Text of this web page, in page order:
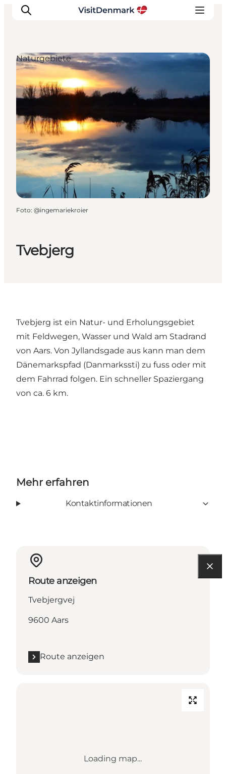
Inspiration
Regionen
Erlebnisse
Unterkünfte
Reiseplanung
Tvebjerg
Naturgebiete
Foto: @ingemariekroier
Tvebjerg ist ein Natur- und Erholungsgebiet
mit Feldwegen, Wasser und Wald am Stadrand
von Aars. Von Jyllandsgade aus kann man dem
Dänemarkspfad (Danmarkssti) zu fuss oder mit
dem Fahrrad folgen. Ein schneller Spaziergang
von ca. 6 km.
Mehr erfahren
Kontaktinformationen
Route anzeigen
Tvebjergvej
9600 Aars
Route anzeigen
Loading map...